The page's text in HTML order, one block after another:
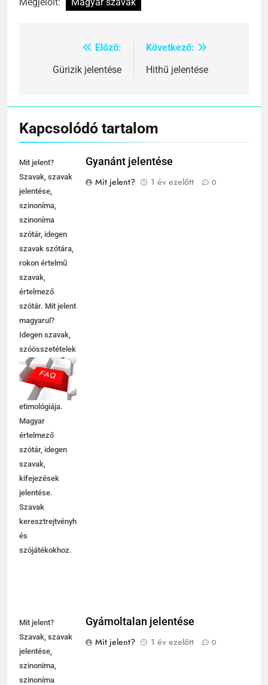
Magyar szavak
Bejegyzés
Kapcsolódó tartalom
Mit jelent?
Szavak, szavak
jelentése,
szinoníma,
szinoníma
szótár, idegen
szavak szótára,
rokon értelmű
szavak,
értelmező
szótár. Mit jelent
magyarul?
Idegen szavak,
szóösszetételek
jelentése,
magyarázata,
használata,
etimológiája.
Magyar
értelmező
szótár, idegen
szavak,
kifejezések
jelentése.
Szavak
keresztrejtvényhez
Mit jelent?
Szavak, szavak
jelentése,
szinoníma,